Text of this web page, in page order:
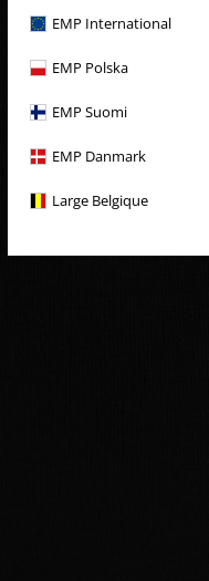
EMP International
EMP Polska
EMP Suomi
EMP Danmark
Large Belgique